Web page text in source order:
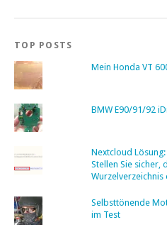
TOP POSTS
Mein Honda VT
BMW E90/91/92
Nextcloud
Stellen Sie sicher,
Wurzelverzeichnis
Selbsttönende
im Test